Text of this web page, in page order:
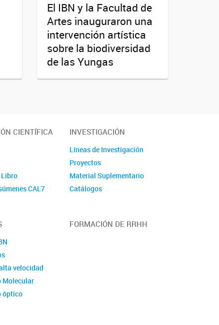
El IBN y la Facultad de
Artes inauguraron una
intervención artística
sobre la biodiversidad
de las Yungas
CIENTÍFICA
CAL7
INVESTIGACIÓN
Líneas de Investigación
Proyectos
Material Suplementario
Catálogos
velocidad
Molecular
óptico
FORMACIÓN DE RRHH